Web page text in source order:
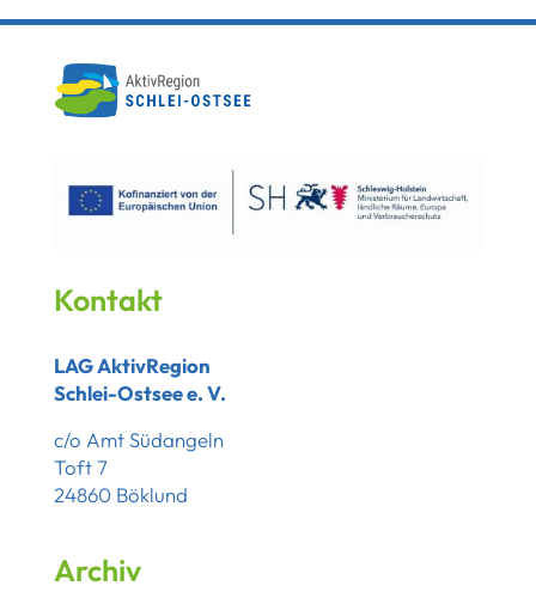
Kontakt
LAG AktivRegion
Schlei-Ostsee e. V.
c/o Amt Südangeln
Toft 7
24860 Böklund
Archiv